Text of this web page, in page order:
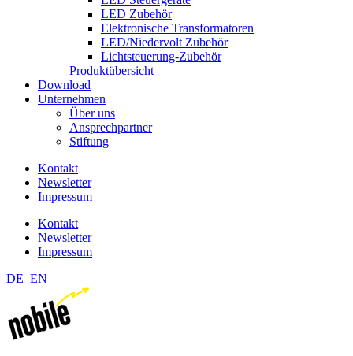
LED Zubehör
Elektronische Transformatoren
LED/Niedervolt Zubehör
Lichtsteuerung-Zubehör
Produktübersicht
Download
Unternehmen
Über uns
Ansprechpartner
Stiftung
Kontakt
Newsletter
Impressum
Kontakt
Newsletter
Impressum
DE EN